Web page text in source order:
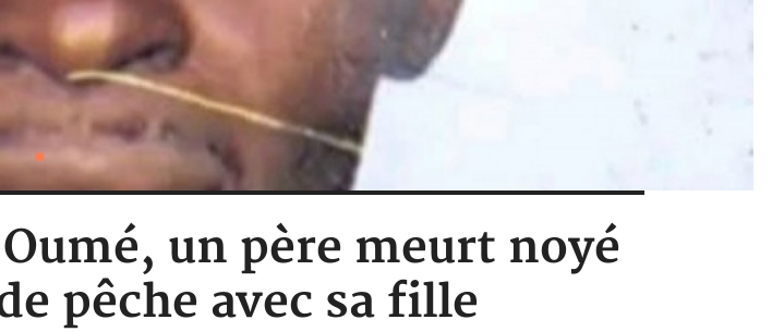
un père meurt noyé
pêche avec sa fille